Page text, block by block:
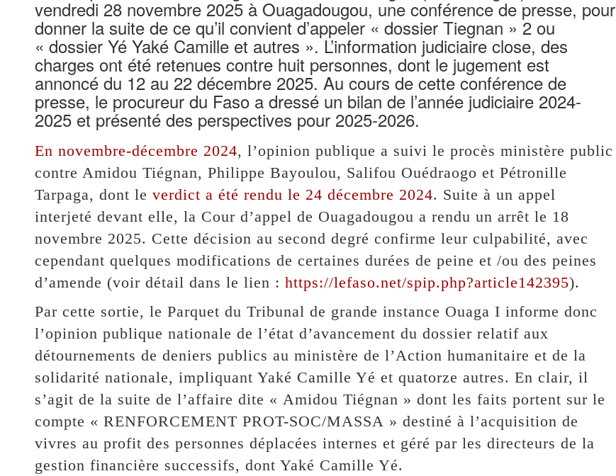
vendredi 28 novembre 2025 à Ouagadougou, une conférence de presse, pour
donner la suite de ce qu’il convient d’appeler « dossier Tiegnan » 2 ou
« dossier Yé Yaké Camille et autres ». L’information judiciaire close, des
charges ont été retenues contre huit personnes, dont le jugement est
annoncé du 12 au 22 décembre 2025. Au cours de cette conférence de
presse, le procureur du Faso a dressé un bilan de l’année judiciaire 2024-
2025 et présenté des perspectives pour 2025-2026.
En novembre-décembre 2024, l’opinion publique a suivi le procès ministère public
contre Amidou Tiégnan, Philippe Bayoulou, Salifou Ouédraogo et Pétronille
Tarpaga, dont le verdict a été rendu le 24 décembre 2024. Suite à un appel
interjeté devant elle, la Cour d’appel de Ouagadougou a rendu un arrêt le 18
novembre 2025. Cette décision au second degré confirme leur culpabilité, avec
cependant quelques modifications de certaines durées de peine et /ou des peines
d’amende (voir détail dans le lien : https://lefaso.net/spip.php?article142395).
Par cette sortie, le Parquet du Tribunal de grande instance Ouaga I informe donc
l’opinion publique nationale de l’état d’avancement du dossier relatif aux
détournements de deniers publics au ministère de l’Action humanitaire et de la
solidarité nationale, impliquant Yaké Camille Yé et quatorze autres. En clair, il
s’agit de la suite de l’affaire dite « Amidou Tiégnan » dont les faits portent sur le
compte « RENFORCEMENT PROT-SOC/MASSA » destiné à l’acquisition de
vivres au profit des personnes déplacées internes et géré par les directeurs de la
gestion financière successifs, dont Yaké Camille Yé.